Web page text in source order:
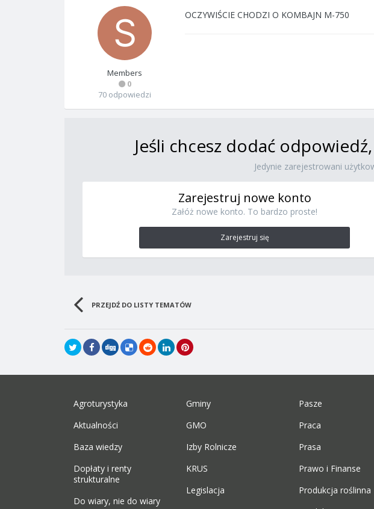
Members
0
70 odpowiedzi
OCZYWIŚCIE CHODZI O KOMBAJN M-750
Jeśli chcesz dodać
Jedynie zarejestrowani
Zarejestruj nowe konto
Załóż nowe konto. To bardzo proste!
Zarejestruj się
PRZEJDŹ DO LISTY TEMATÓW
Agroturystyka
Aktualności
Baza wiedzy
Dopłaty i renty
strukturalne
Do wiary, nie do wiary
Gminy
GMO
Izby Rolnicze
KRUS
Legislacja
Pasze
Praca
Prasa
Prawo i Finanse
Produkcja roślinna